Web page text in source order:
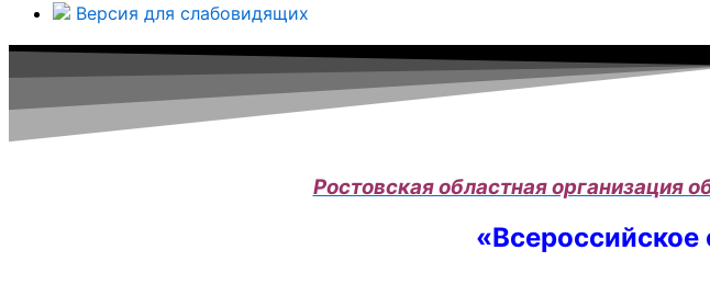
Версия для слабовидящих
Ростовская областная организация